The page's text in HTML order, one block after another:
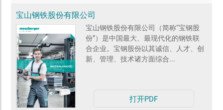
宝山钢铁股份有限公司
宝山钢铁股份有限公司（简称“宝钢股
份”）是中国最大、最现代化的钢铁联
合企业。宝钢股份以其诚信、人才、创
新、管理、技术诸方面综合...
打开PDF